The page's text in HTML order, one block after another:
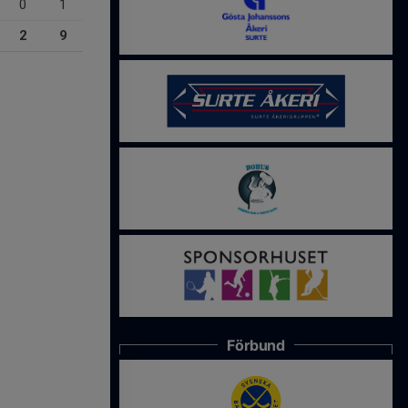
0
1
2 9
Förbund